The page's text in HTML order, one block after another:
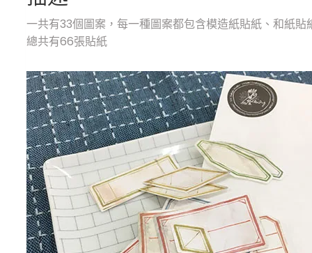
一共有33個圖案，每一種圖案都包含模造紙貼紙、和紙貼
總共有66張貼紙